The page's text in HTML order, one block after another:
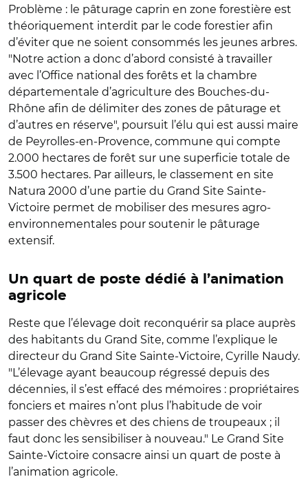
Problème : le pâturage caprin en zone forestière est
théoriquement interdit par le code forestier afin
d’éviter que ne soient consommés les jeunes arbres.
"Notre action a donc d’abord consisté à travailler
avec l’Office national des forêts et la chambre
départementale d’agriculture des Bouches-du-
Rhône afin de délimiter des zones de pâturage et
d’autres en réserve", poursuit l’élu qui est aussi maire
de Peyrolles-en-Provence, commune qui compte
2.000 hectares de forêt sur une superficie totale de
3.500 hectares. Par ailleurs, le classement en site
Natura 2000 d’une partie du Grand Site Sainte-
Victoire permet de mobiliser des mesures agro-
environnementales pour soutenir le pâturage
extensif.
Un quart de poste dédié à l’animation
agricole
Reste que l’élevage doit reconquérir sa place auprès
des habitants du Grand Site, comme l’explique le
directeur du Grand Site Sainte-Victoire, Cyrille Naudy.
"L’élevage ayant beaucoup régressé depuis des
décennies, il s’est effacé des mémoires : propriétaires
fonciers et maires n’ont plus l’habitude de voir
passer des chèvres et des chiens de troupeaux ; il
faut donc les sensibiliser à nouveau." Le Grand Site
Sainte-Victoire consacre ainsi un quart de poste à
l’animation agricole.